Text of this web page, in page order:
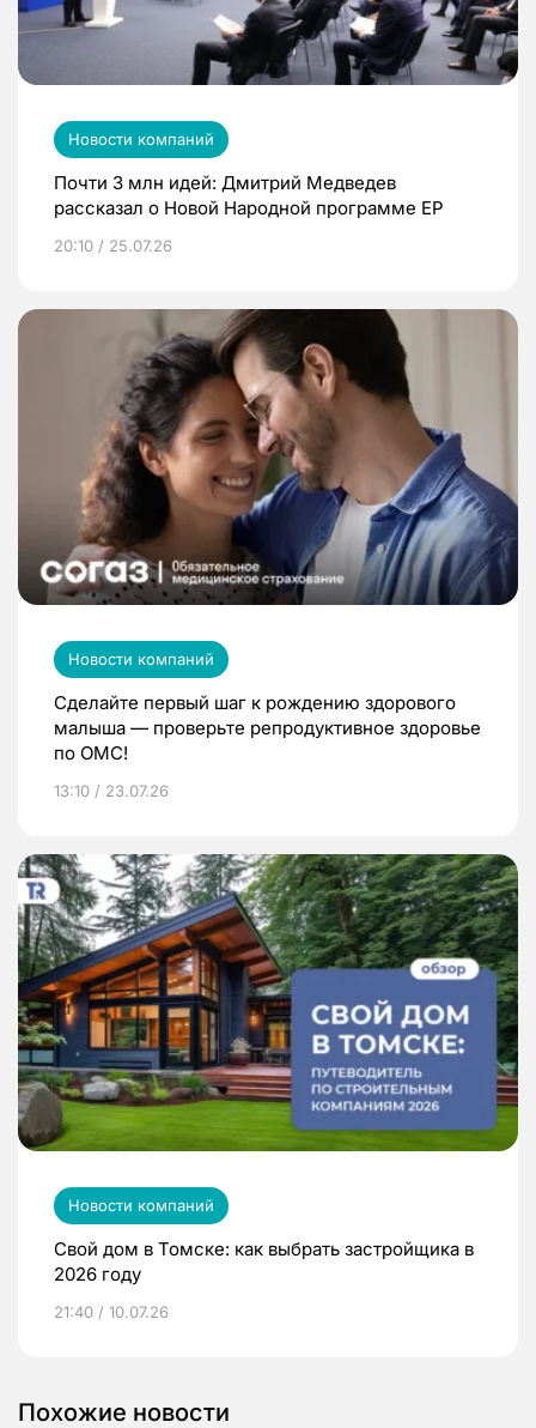
Новости компаний
Почти 3 млн идей: Дмитрий Медведев
рассказал о Новой Народной программе ЕР
20:10 / 25.07.26
Новости компаний
Сделайте первый шаг к рождению здорового
малыша — проверьте репродуктивное здоровье
по ОМС!
13:10 / 23.07.26
Новости компаний
Свой дом в Томске: как выбрать застройщика в
2026 году
21:40 / 10.07.26
Похожие новости